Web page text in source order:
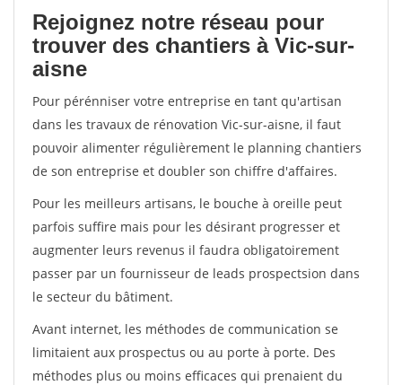
Rejoignez notre réseau pour
trouver des chantiers à Vic-sur-
aisne
Pour pérénniser votre entreprise en tant qu'artisan
dans les travaux de rénovation Vic-sur-aisne, il faut
pouvoir alimenter régulièrement le planning chantiers
de son entreprise et doubler son chiffre d'affaires.
Pour les meilleurs artisans, le bouche à oreille peut
parfois suffire mais pour les désirant progresser et
augmenter leurs revenus il faudra obligatoirement
passer par un fournisseur de leads prospectsion dans
le secteur du bâtiment.
Avant internet, les méthodes de communication se
limitaient aux prospectus ou au porte à porte. Des
méthodes plus ou moins efficaces qui prenaient du